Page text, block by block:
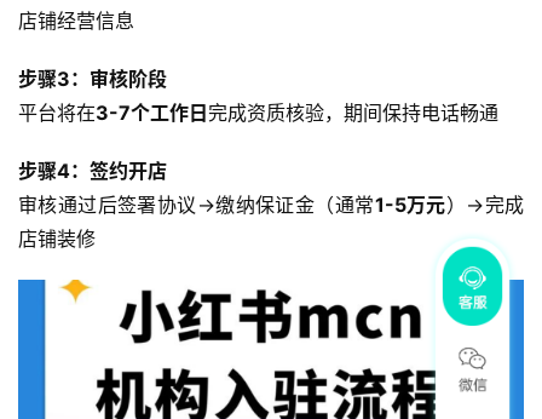
店铺经营信息
步骤3：审核阶段
平台将在3-7个工作日完成资质核验，期间保持电话畅通
步骤4：签约开店
审核通过后签署协议→缴纳保证金（通常1-5万元）→完成
店铺装修